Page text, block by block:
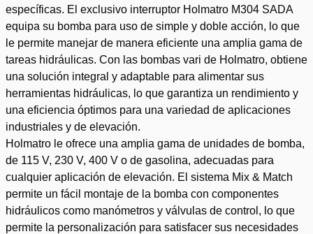
específicas. El exclusivo interruptor Holmatro M304 SADA
equipa su bomba para uso de simple y doble acción, lo que
le permite manejar de manera eficiente una amplia gama de
tareas hidráulicas. Con las bombas vari de Holmatro, obtiene
una solución integral y adaptable para alimentar sus
herramientas hidráulicas, lo que garantiza un rendimiento y
una eficiencia óptimos para una variedad de aplicaciones
industriales y de elevación.
Holmatro le ofrece una amplia gama de unidades de bomba,
de 115 V, 230 V, 400 V o de gasolina, adecuadas para
cualquier aplicación de elevación. El sistema Mix & Match
permite un fácil montaje de la bomba con componentes
hidráulicos como manómetros y válvulas de control, lo que
permite la personalización para satisfacer sus necesidades